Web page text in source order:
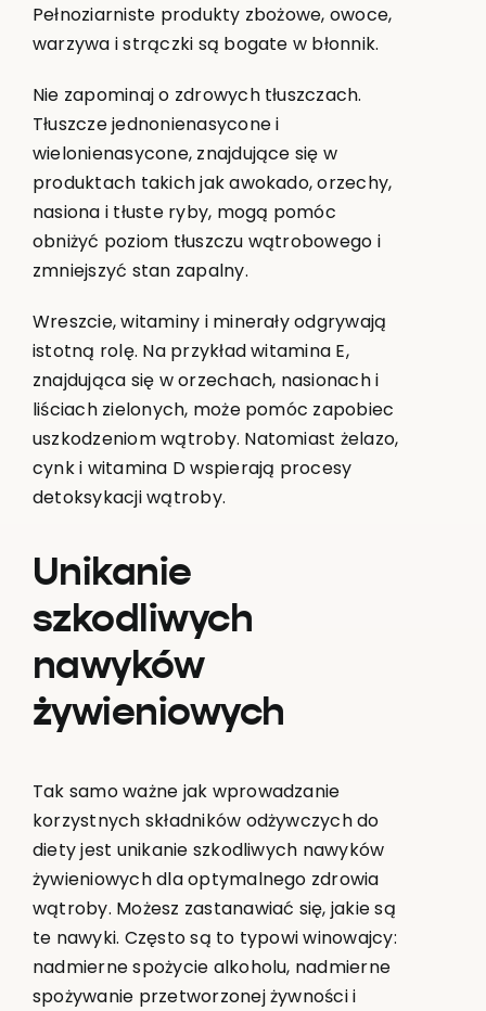
Pełnoziarniste produkty zbożowe, owoce,
warzywa i strączki są bogate w błonnik.
Nie zapominaj o zdrowych tłuszczach.
Tłuszcze jednonienasycone i
wielonienasycone, znajdujące się w
produktach takich jak awokado, orzechy,
nasiona i tłuste ryby, mogą pomóc
obniżyć poziom tłuszczu wątrobowego i
zmniejszyć stan zapalny.
Wreszcie, witaminy i minerały odgrywają
istotną rolę. Na przykład witamina E,
znajdująca się w orzechach, nasionach i
liściach zielonych, może pomóc zapobiec
uszkodzeniom wątroby. Natomiast żelazo,
cynk i witamina D wspierają procesy
detoksykacji wątroby.
Unikanie
szkodliwych
nawyków
żywieniowych
Tak samo ważne jak wprowadzanie
korzystnych składników odżywczych do
diety jest unikanie szkodliwych nawyków
żywieniowych dla optymalnego zdrowia
wątroby. Możesz zastanawiać się, jakie są
te nawyki. Często są to typowi winowajcy:
nadmierne spożycie alkoholu, nadmierne
spożywanie przetworzonej żywności i